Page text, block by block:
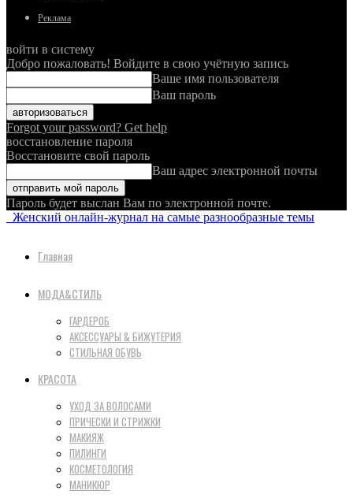
Реклама
войти в систему
Добро пожаловать! Войдите в свою учётную запись
Ваше имя пользователя
Ваш пароль
Forgot your password? Get help
восстановление пароля
Восстановите свой пароль
Ваш адрес электронной почты
Пароль будет выслан Вам по электронной почте.
Женский онлайн-журнал на самые разнообразные темы
Главная
МОДА&СТИЛЬ
ГАРДЕРОБ
АКСЕССУАРЫ & БИЖУТЕРИЯ
СТИЛЬНАЯ ОБУВЬ
КРАСОТА
УХОД ЗА ВОЛОСАМИ
ПРИЧЕСКИ И СТРИЖКИ
МАКИЯЖ
ПИЛИНГИ
КОСМЕТОЛОГИЯ
МАНИКЮР